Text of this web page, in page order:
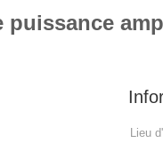
puissance
Lieu